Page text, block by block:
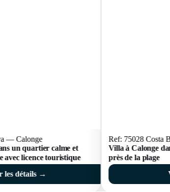
— Calonge
un quartier calme et
avec licence touristique
les détails →
Ref: 75028 Costa
Villa à Calonge
près de la plage